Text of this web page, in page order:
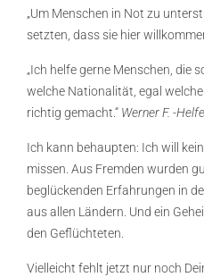
„Um Menschen in Not zu
setzten, dass sie hier
„Ich helfe gerne Menschen, die
welche Nationalität, egal
richtig gemacht.“ Werner F. -
Ich kann behaupten: Ich will
missen. Aus Fremden wurden
beglückenden Erfahrungen in
aus allen Ländern. Und ein
den Geflüchteten.
Vielleicht fehlt jetzt nur noch